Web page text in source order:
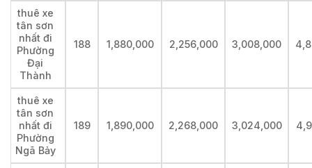
thuê xe
tân sơn
nhất đi
Phường
Đại
Thành
188 1,880,000 2,256,000 3,008,000
thuê xe
tân sơn
nhất đi
Phường
Ngã Bảy
189 1,890,000 2,268,000 3,024,000